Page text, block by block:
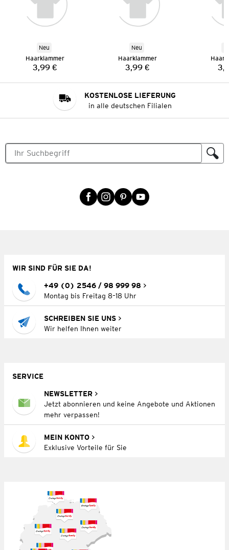
Neu
Haarklammer
Preis:
3,99 €
Neu
Haarklammer
Preis:
3,99 €
KOSTENLOSE LIEFERUNG
in alle deutschen Filialen
WIR SIND FÜR SIE DA!
+49 (0) 2546 / 98 999 98
Montag bis Freitag 8–18 Uhr
SCHREIBEN SIE UNS
Wir helfen Ihnen weiter
SERVICE
NEWSLETTER
Jetzt abonnieren und keine Angebote und Aktionen
mehr verpassen!
MEIN KONTO
Exklusive Vorteile für Sie